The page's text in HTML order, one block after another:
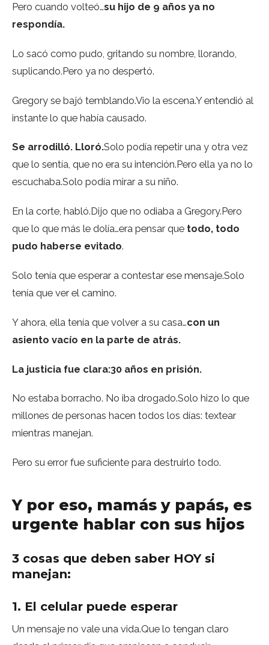
Pero cuando volteó…su hijo de 9 años ya no
respondía.
Lo sacó como pudo, gritando su nombre, llorando,
suplicando.Pero ya no despertó.
Gregory se bajó temblando.Vio la escena.Y entendió al
instante lo que había causado.
Se arrodilló. Lloró.Solo podía repetir una y otra vez
que lo sentía, que no era su intención.Pero ella ya no lo
escuchaba.Solo podía mirar a su niño.
En la corte, habló.Dijo que no odiaba a Gregory.Pero
que lo que más le dolía…era pensar que todo, todo
pudo haberse evitado.
Solo tenía que esperar a contestar ese mensaje.Solo
tenía que ver el camino.
Y ahora, ella tenía que volver a su casa…con un
asiento vacío en la parte de atrás.
La justicia fue clara:30 años en prisión.
No estaba borracho. No iba drogado.Solo hizo lo que
millones de personas hacen todos los días: textear
mientras manejan.
Pero su error fue suficiente para destruirlo todo.
Y por eso, mamás y papás, es
urgente hablar con sus hijos
3 cosas que deben saber HOY si
manejan:
1. El celular puede esperar
Un mensaje no vale una vida.Que lo tengan claro